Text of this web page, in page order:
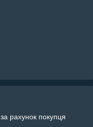
рахунок покупця